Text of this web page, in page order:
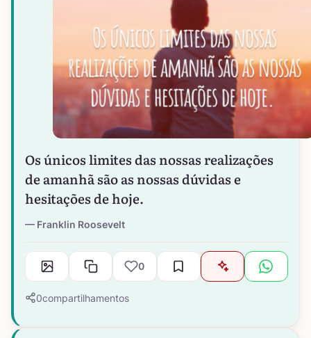
Os únicos limites das nossas realizações
de amanhã são as nossas dúvidas e
hesitações de hoje.
Franklin Roosevelt
0
0compartilhamentos